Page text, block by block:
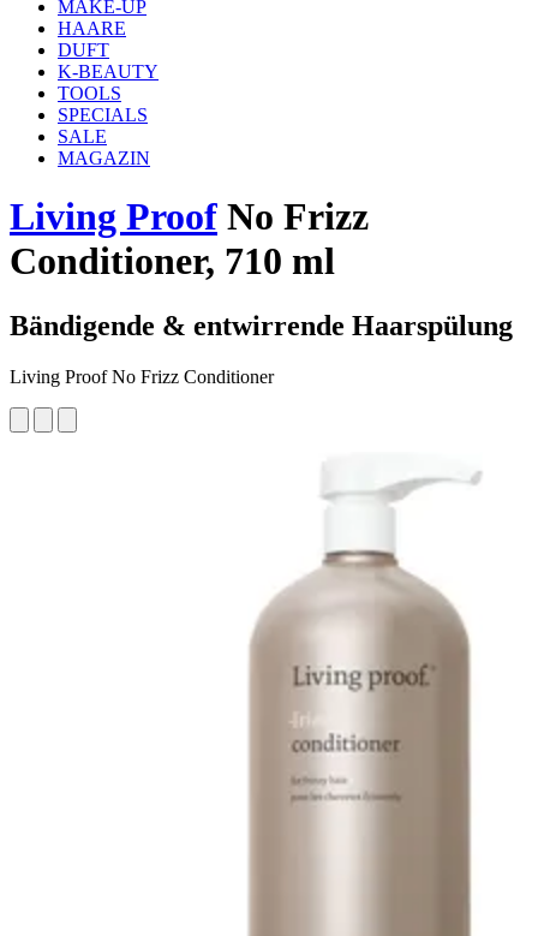
MAKE-UP
HAARE
DUFT
K-BEAUTY
TOOLS
SPECIALS
SALE
MAGAZIN
Living Proof No Frizz
Conditioner, 710 ml
Bändigende & entwirrende Haarspülung
Living Proof No Frizz Conditioner